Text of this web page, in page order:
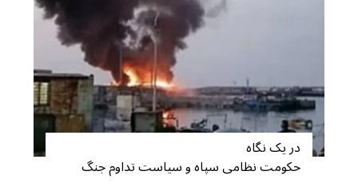
در یک نگاه
حکومت نظامی سپاه و سیاست تداوم جنگ